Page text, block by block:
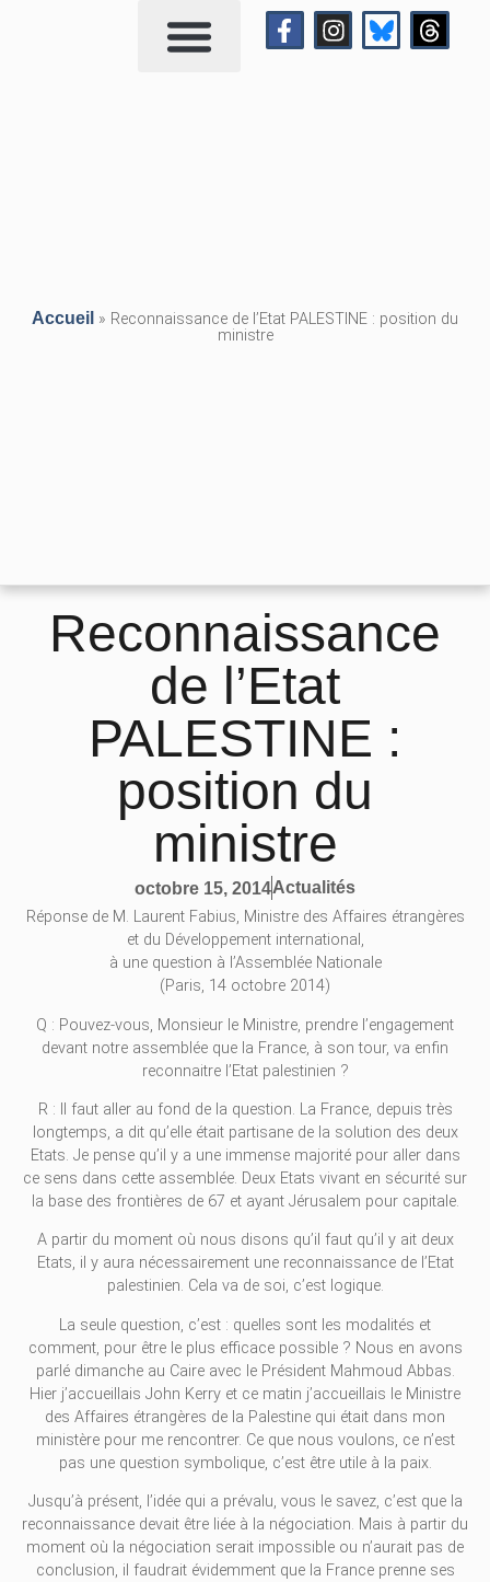
Accueil » Reconnaissance de l’Etat PALESTINE : position du
ministre
Reconnaissance
de l’Etat
PALESTINE :
position du
ministre
octobre 15, 2014Actualités
Réponse de M. Laurent Fabius, Ministre des Affaires étrangères
et du Développement international,
à une question à l’Assemblée Nationale
(Paris, 14 octobre 2014)
Q : Pouvez-vous, Monsieur le Ministre, prendre l’engagement
devant notre assemblée que la France, à son tour, va enfin
reconnaitre l’Etat palestinien ?
R : Il faut aller au fond de la question. La France, depuis très
longtemps, a dit qu’elle était partisane de la solution des deux
Etats. Je pense qu’il y a une immense majorité pour aller dans
ce sens dans cette assemblée. Deux Etats vivant en sécurité sur
la base des frontières de 67 et ayant Jérusalem pour capitale.
A partir du moment où nous disons qu’il faut qu’il y ait deux
Etats, il y aura nécessairement une reconnaissance de l’Etat
palestinien. Cela va de soi, c’est logique.
La seule question, c’est : quelles sont les modalités et
comment, pour être le plus efficace possible ? Nous en avons
parlé dimanche au Caire avec le Président Mahmoud Abbas.
Hier j’accueillais John Kerry et ce matin j’accueillais le Ministre
des Affaires étrangères de la Palestine qui était dans mon
ministère pour me rencontrer. Ce que nous voulons, ce n’est
pas une question symbolique, c’est être utile à la paix.
Jusqu’à présent, l’idée qui a prévalu, vous le savez, c’est que la
reconnaissance devait être liée à la négociation. Mais à partir du
moment où la négociation serait impossible ou n’aurait pas de
conclusion, il faudrait évidemment que la France prenne ses